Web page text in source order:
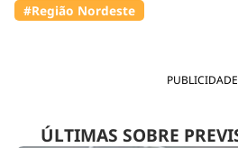
PUBLICIDADE
ÚLTIMAS SOBRE
#Região Nordeste